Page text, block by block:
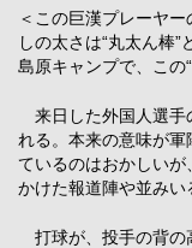
＜この巨漢プレーヤ
しの太さは“丸太ん棒
島原キャンプで、この
来日した外国人選手
れる。本来の意味が
ているのはおかしい
かけた報道陣や並みい
打球が、投手の背の